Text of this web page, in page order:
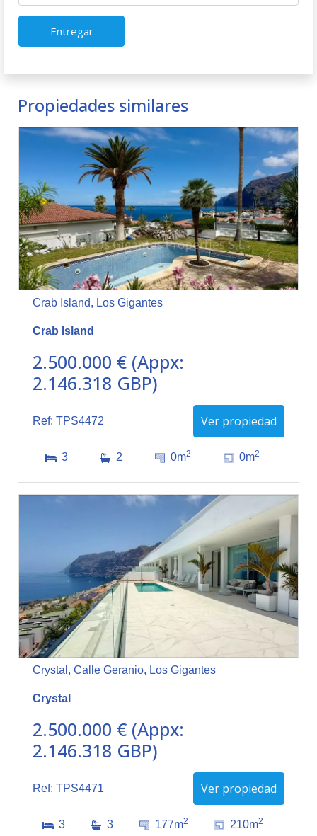
Entregar
Propiedades similares
Crab Island, Los Gigantes
Crab Island
2.500.000 € (Appx:
2.146.318 GBP)
Ref: TPS4472 Ver propiedad
3 2 0m2 0m2
Crystal, Calle Geranio, Los Gigantes
Crystal
2.500.000 € (Appx:
2.146.318 GBP)
Ref: TPS4471 Ver propiedad
3 3 177m2 210m2